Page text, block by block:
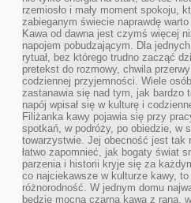
rzemiosło i mały moment spokoju,
zabieganym świecie naprawdę
Kawa od dawna jest czymś więcej
napojem pobudzającym. Dla
rytuał, bez którego trudno zacząć
pretekst do rozmowy, chwila
codziennej przyjemności. Wiele
zastanawia się nad tym, jak bardzo
napój wpisał się w kulturę i
Filiżanka kawy pojawia się przy
spotkań, w podróży, po obiedzie, w
towarzystwie. Jej obecność jest tak
łatwo zapomnieć, jak bogaty świat
parzenia i historii kryje się za
co najciekawsze w kulturze kawy, to
różnorodność. W jednym domu
będzie mocna czarna kawa z rana,